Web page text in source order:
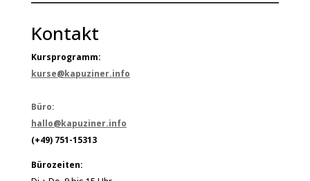
Kontakt
Kursprogramm:
kurse@kapuziner.info
Büro:
hallo@kapuziner.info
(+49) 751-15313
Bürozeiten: